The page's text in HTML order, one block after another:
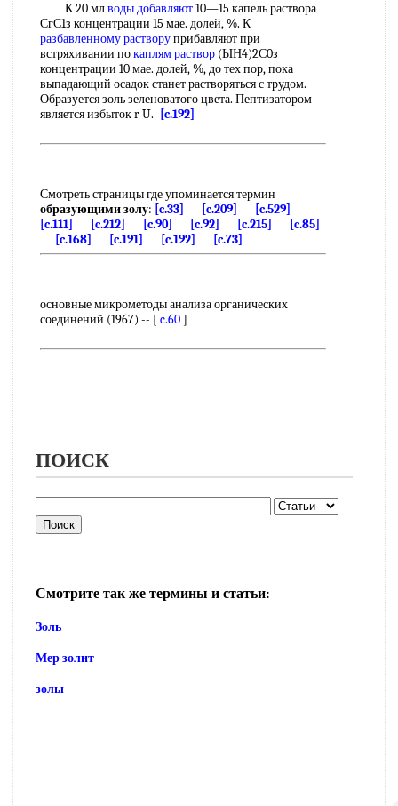
К 20 млводы добавляют10—15 капель раствора
СгС1з концентрации 15 мае. долей, %. К
разбавленному растворуприбавляют при
встряхивании покаплям раствор (ЫН4)2С0з
концентрации 10 мае. долей, %, до тех пор, пока
выпадающий осадок станет растворяться с трудом.
Образуется золь зеленоватого цвета. Пептизатором
является избыток r U.
[c.192]
Смотреть страницы где упоминается термин
образующими золу: [c.33] [c.209]
[c.529]
[c.111]
[c.212] [c.90] [c.92] [c.215]
[c.85]
[c.168]
[c.191] [c.192] [c.73]
основные микрометоды анализа органических
соединений (1967) -- [ c.60]
ПОИСК
Смотрите так же термины и статьи:
Золь
Мер золит
золы